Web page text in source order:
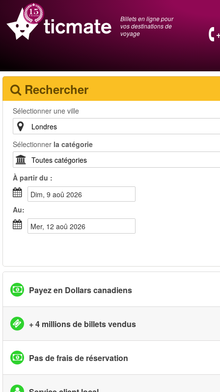
Billets en ligne pour
vos destinations de
voyage
Rechercher
Sélectionner une ville
Sélectionner la catégorie
À partir du :
dim, 9 aoû 2026
Au:
mer, 12 aoû 2026
Payez en Dollars canadiens
+ 4 millions de billets vendus
Pas de frais de réservation